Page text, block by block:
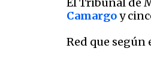
Camargoy
Red que